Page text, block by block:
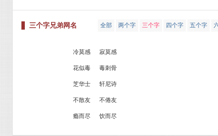
全部 两个字 三个字 四个字 五个字
三个字兄弟网名
冷莫感
寂莫感
花似毒
毒刺骨
芝华士
轩尼诗
不散友
不倦友
瘾而尽
饮而尽